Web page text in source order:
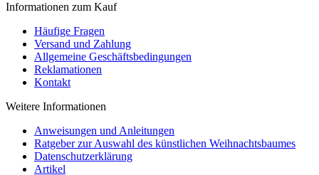
Informationen zum Kauf
Häufige Fragen
Versand und Zahlung
Allgemeine Geschäftsbedingungen
Reklamationen
Kontakt
Weitere Informationen
Anweisungen und Anleitungen
Ratgeber zur Auswahl des künstlichen Weihnachtsbaumes
Datenschutzerklärung
Artikel